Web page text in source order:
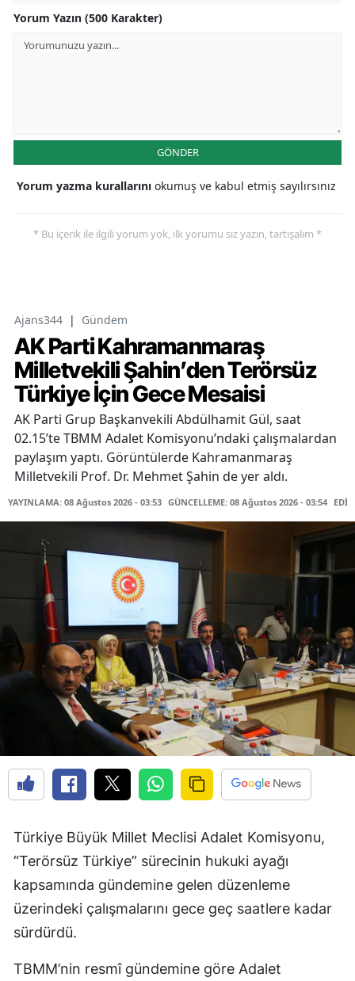
Yorum Yazın (500 Karakter)
GÖNDER
Yorum yazma kurallarını okumuş ve kabul etmiş sayılırsınız
* Bu içerik ile ilgili yorum yok, ilk yorumu siz yazın, tartışalım *
Ajans344 | Gündem
AK Parti Kahramanmaraş
Milletvekili Şahin’den Terörsüz
Türkiye İçin Gece Mesaisi
AK Parti Grup Başkanvekili Abdülhamit Gül, saat
02.15’te TBMM Adalet Komisyonu’ndaki çalışmalardan
paylaşım yaptı. Görüntülerde Kahramanmaraş
Milletvekili Prof. Dr. Mehmet Şahin de yer aldı.
YAYINLAMA: 08 Ağustos 2026 - 03:53 GÜNCELLEME: 08 Ağustos 2026 - 03:54
Türkiye Büyük Millet Meclisi Adalet Komisyonu,
“Terörsüz Türkiye” sürecinin hukuki ayağı
kapsamında gündemine gelen düzenleme
üzerindeki çalışmalarını gece geç saatlere kadar
sürdürdü.
TBMM’nin resmî gündemine göre Adalet